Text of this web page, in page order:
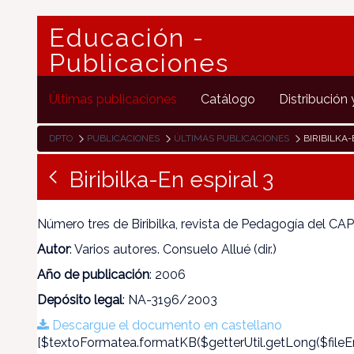
Educación -
Publicaciones
Últimas publicaciones Catálogo Distribución
DPTO PUBLICACIONES ÚLTIMAS PUBLICACIONES BIRIBILKA-
Biribilka-En espiral 3
Número tres de Biribilka, revista de Pedagogía del
Autor: Varios autores. Consuelo Allué (dir.)
Año de publicación: 2006
Depósito legal: NA-3196/2003
Descargue el documento en castellano